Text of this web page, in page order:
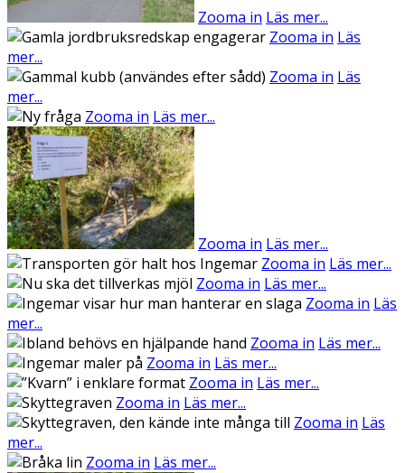
Zooma in Läs mer...
Zooma in Läs
mer...
Zooma in Läs
mer...
Zooma in Läs mer...
Zooma in Läs mer...
Zooma in Läs mer...
Zooma in Läs mer...
Zooma in Läs
mer...
Zooma in Läs mer...
Zooma in Läs mer...
Zooma in Läs mer...
Zooma in Läs mer...
Zooma in Läs
mer...
Zooma in Läs mer...